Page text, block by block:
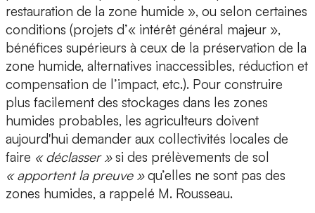
restauration de la zone humide », ou selon certaines
conditions (projets d’« intérêt général majeur »,
bénéfices supérieurs à ceux de la préservation de la
zone humide, alternatives inaccessibles, réduction et
compensation de l’impact, etc.). Pour construire
plus facilement des stockages dans les zones
humides probables, les agriculteurs doivent
aujourd'hui demander aux collectivités locales de
faire « déclasser »si des prélèvements de sol
« apportent la preuve »qu’elles ne sont pas des
zones humides, a rappelé M. Rousseau.